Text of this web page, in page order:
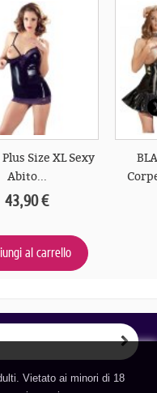
Size XL Sexy
Abito...
43,90 €
al carrello
Vietato ai minori di 18